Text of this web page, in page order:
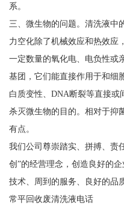
系。
三、微生物的问题。清洗液中
力空化除了机械效应和热效应
一定数量的氧化电、电负性或
基团，它们能直接作用于和细
白质变性、DNA断裂等直接或
杀灭微生物的目的。相对于抑
有点。
我们公司尊崇踏实、拼搏、责
创”的经营理念，创造良好的
技术、周到的服务、良好的品
常平回收废清洗液电话